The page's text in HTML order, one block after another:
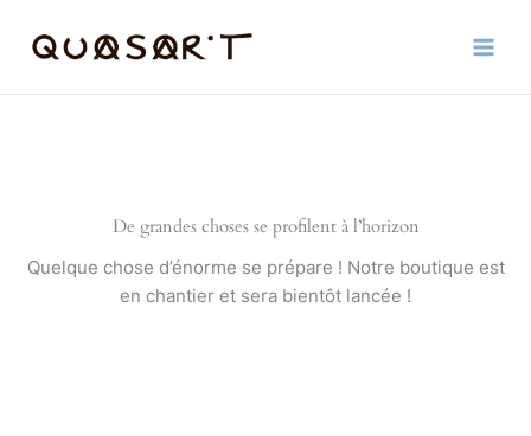
De grandes choses se profilent à l’horizon
Quelque chose d’énorme se prépare ! Notre boutique est
en chantier et sera bientôt lancée !